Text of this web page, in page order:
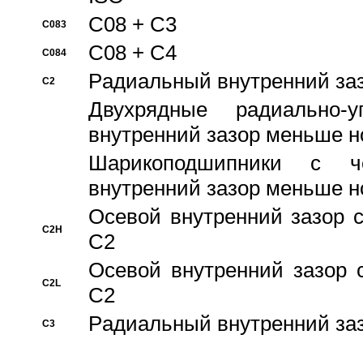
C083 C08 + C3
C084 C08 + C4
C2
Pадиальный внутренний
Двухрядные радиально-
внутренний зазор меньше
Шарикоподшипники с
внутренний зазор меньше
C2H
Осевой внутренний зазор
C2
C2L
Осевой внутренний зазор
C2
C3
Pадиальный внутренний